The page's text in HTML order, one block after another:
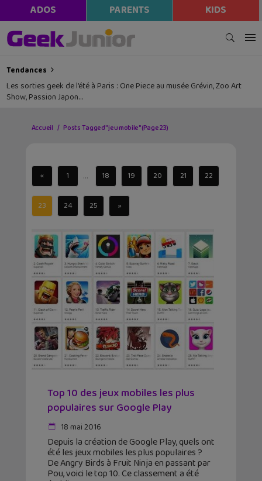
ADOS PARENTS KIDS
Tendances
Les sorties geek de l’été à Paris : One Piece au musée Grévin, Zoo Art
Show, Passion Japon…
Accueil Posts Tagged "jeu mobile"(Page 23)
« 1 ... 18 19 20 21 22
23 24 25 »
Top 10 des jeux mobiles les plus
populaires sur Google Play
18 mai 2016
Depuis la création de Google Play, quels ont
été les jeux mobiles les plus populaires ?
De Angry Birds à Fruit Ninja en passant par
Pou, voici le top 10. Ce classement a été